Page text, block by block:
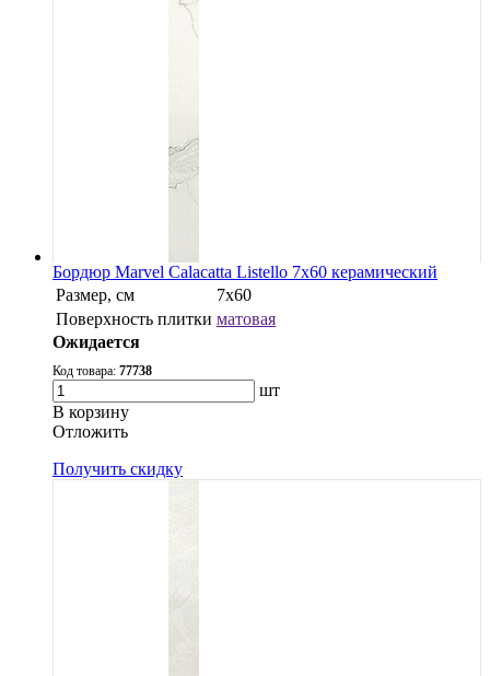
Бордюр Marvel Calacatta Listello 7x60 керамический
Размер, см
7x60
Поверхность плитки матовая
Ожидается
Код товара: 77738
шт
В корзину
Oтложить
Получить скидку